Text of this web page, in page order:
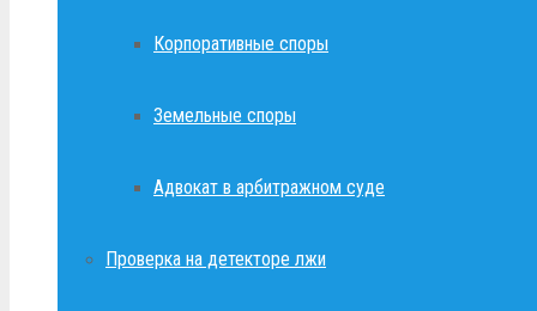
Корпоративные споры
Земельные споры
Адвокат в арбитражном суде
Проверка на детекторе лжи